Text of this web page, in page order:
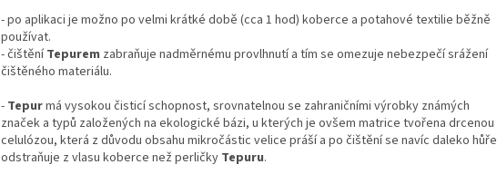
- po aplikaci je možno po velmi krátké době (cca 1 hod) koberce a potahové textilie běžně
používat.
- čištění Tepurem zabraňuje nadměrnému provlhnutí a tím se omezuje nebezpečí srážení
čištěného materiálu.
- Tepurmá vysokou čisticí schopnost, srovnatelnou se zahraničními výrobky známých
značek a typů založených na ekologické bázi, u kterých je ovšem matrice tvořena drcenou
celulózou, která z důvodu obsahu mikročástic velice práší a po čištění se navíc daleko hůře
odstraňuje z vlasu koberce než perličky Tepuru.